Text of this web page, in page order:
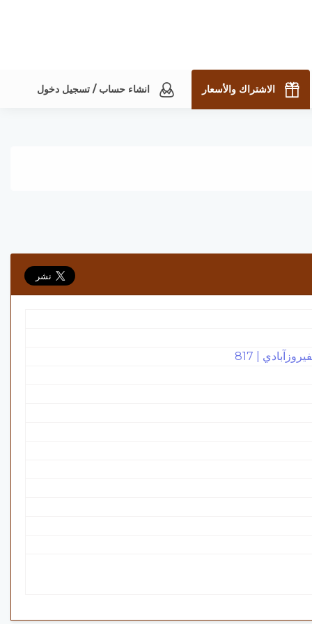
الاشتراك والأسعار انشاء حساب / تسجيل دخول
| 817